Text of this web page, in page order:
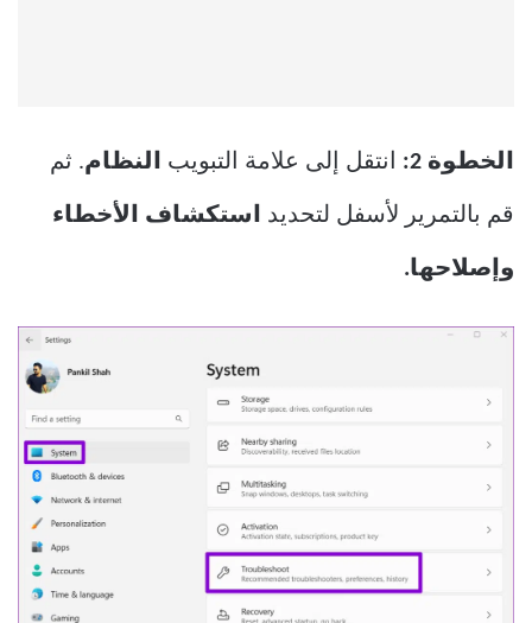
الخطوة 2: انتقل إلى علامة التبويب النظام. ثم
قم بالتمرير لأسفل لتحديد استكشاف الأخطاء
وإصلاحها.